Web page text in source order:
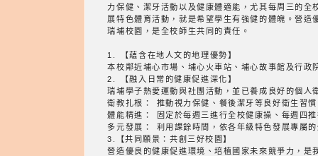
力保健、潔牙活動以及健康體適能，尤其每周三的
展特色體育活動，就是希望學生有強健的體魄。營
瑞埔校園，是全校師生共同的責任。
1. 【蘊含在地人文的地理優勢】
本校鄰近埔心市場、埔心火車站、埔心故事館及行
2. 【融入日常的健康促進深化】
瑞埔學子熱愛運動與社團活動，並已養成良好的個
衛教扎根： 推動視力保健、餐後潔牙等良好衛生習
體能精進： 固定於每週三進行全校健康操、每週四
多元發展： 利用課餘時間，依各年級特色發展專屬
3.【共同願景：共創三好校園】
營造優良的健康促進環境、培植國家未來競爭力，